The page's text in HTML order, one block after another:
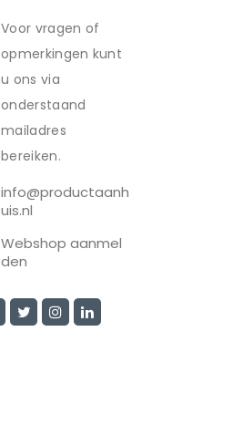
Voor vragen of
opmerkingen kunt
u ons via
onderstaand
mailadres
bereiken.
info@productaanh
uis.nl
Webshop aanmel
den